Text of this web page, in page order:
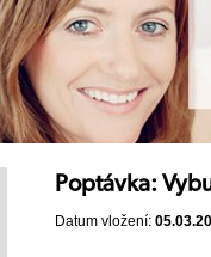
Poptávka:
Datum vložení: